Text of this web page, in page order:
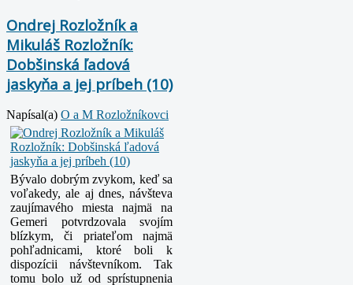
Ondrej Rozložník a
Mikuláš Rozložník:
Dobšinská ľadová
jaskyňa a jej príbeh (10)
Napísal(a) O a M Rozložníkovci
Bývalo dobrým zvykom, keď sa
voľakedy, ale aj dnes, návšteva
zaujímavého miesta najmä na
Gemeri potvrdzovala svojím
blízkym, či priateľom najmä
pohľadnicami, ktoré boli k
dispozícii návštevníkom. Tak
tomu bolo už od sprístupnenia